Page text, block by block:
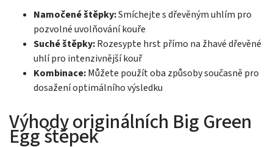
Namočené štěpky:Smíchejte s dřevěným uhlím pro
pozvolné uvolňování kouře
Suché štěpky:Rozesypte hrst přímo na žhavé dřevěné
uhlí pro intenzivnější kouř
Kombinace:Můžete použít oba způsoby současně pro
dosažení optimálního výsledku
Výhody originálních Big Green
Egg štěpek